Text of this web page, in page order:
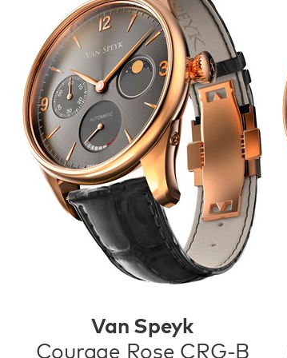
Van Speyk
Courage Rose CRG-B